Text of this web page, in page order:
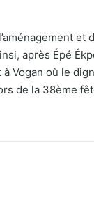
après Épé
Vogan où le
de la 38ème